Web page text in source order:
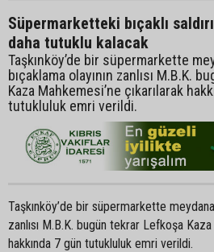
Süpermarketteki bıçaklı
daha tutuklu kalacak
Taşkınköy’de bir süpermarkette
bıçaklama olayının zanlısı M.B.K.
Kaza Mahkemesi’ne çıkarılarak
tutukluluk emri verildi.
Taşkınköy’de bir süpermarkette
zanlısı M.B.K. bugün tekrar Lefkoşa Kaza
hakkında 7 gün tutukluluk emri verildi.